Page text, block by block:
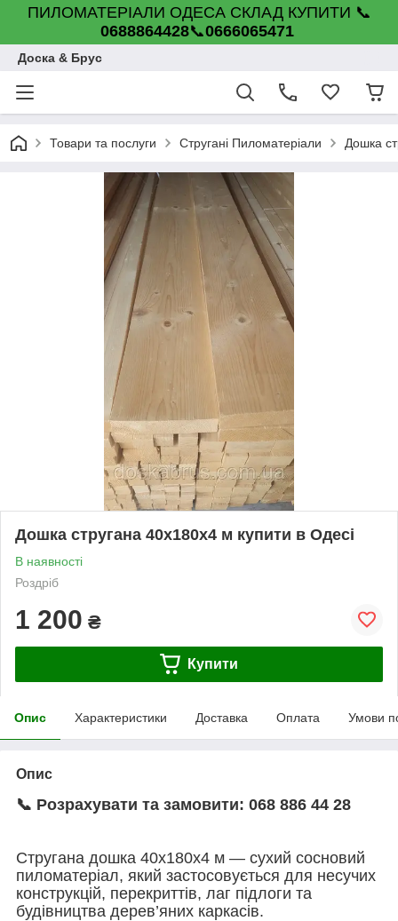
ПИЛОМАТЕРІАЛИ ОДЕСА СКЛАД КУПИТИ 📞
0688864428📞0666065471
Доска & Брус
Товари та послуги Стругані Пиломатеріали Дошка
Дошка стругана 40х180х4 м купити в Одесі
В наявності
Роздріб
1 200 ₴
Купити
Опис Характеристики Доставка Оплата Умови
Опис
📞 Розрахувати та замовити: 068 886 44 28
Стругана дошка 40х180х4 м — сухий сосновий
пиломатеріал, який застосовується для несучих
конструкцій, перекриттів, лаг підлоги та
будівництва дерев’яних каркасів.